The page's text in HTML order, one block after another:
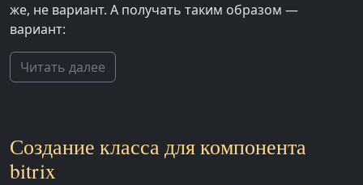
же, не вариант. А получать таким образом —
вариант:
Читать далее
Создание класса для компонента
bitrix